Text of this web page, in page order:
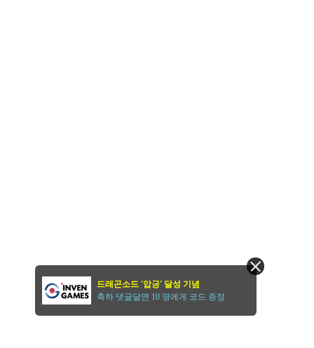
드래곤소드 '압긍' 달성 기념
축하 댓글달면 10 명에게 코드 증정